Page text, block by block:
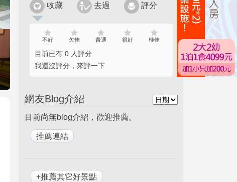
收藏 去過 評分
不好 欠佳 普通 很好 極佳
目前已有 0 人評分
我還沒評分，來評一下
網友Blog介紹
目前尚無blog介紹，歡迎推薦。
+推薦其它好景點